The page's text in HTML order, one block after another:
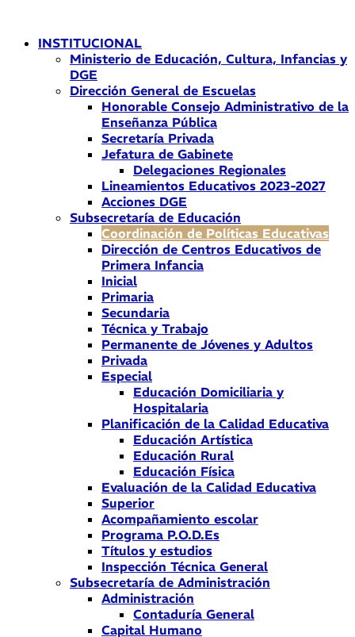
contenidoINSTITUCIONAL
Ministerio de Educación, Cultura, Infancias y
DGE
Dirección General de Escuelas
Honorable Consejo Administrativo de la
Enseñanza Pública
Secretaría Privada
Jefatura de Gabinete
Delegaciones Regionales
Lineamientos Educativos 2023-2027
Acciones DGE
Subsecretaría de Educación
Coordinación de Políticas Educativas
Dirección de Centros Educativos de
Primera Infancia
Inicial
Primaria
Secundaria
Técnica y Trabajo
Permanente de Jóvenes y Adultos
Privada
Especial
Educación Domiciliaria y
Hospitalaria
Planificación de la Calidad Educativa
Educación Artística
Educación Rural
Educación Física
Evaluación de la Calidad Educativa
Superior
Acompañamiento escolar
Programa P.O.D.Es
Títulos y estudios
Inspección Técnica General
Subsecretaría de Administración
Administración
Contaduría General
Capital Humano